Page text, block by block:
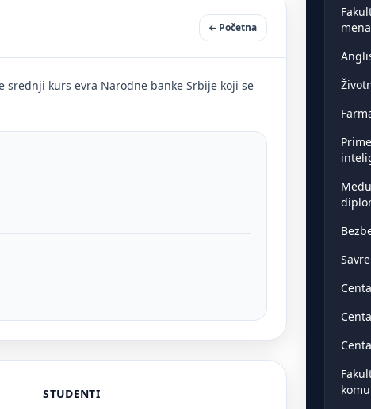
Početna
srednji kurs evra Narodne banke Srbije koji se
STUDENTI